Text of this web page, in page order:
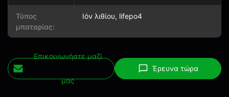
Τύπος
μπαταρίας:
Ιόν λιθίου, lifepo4
Επικοινωνήστε μαζί
μας
Έρευνα τώρα